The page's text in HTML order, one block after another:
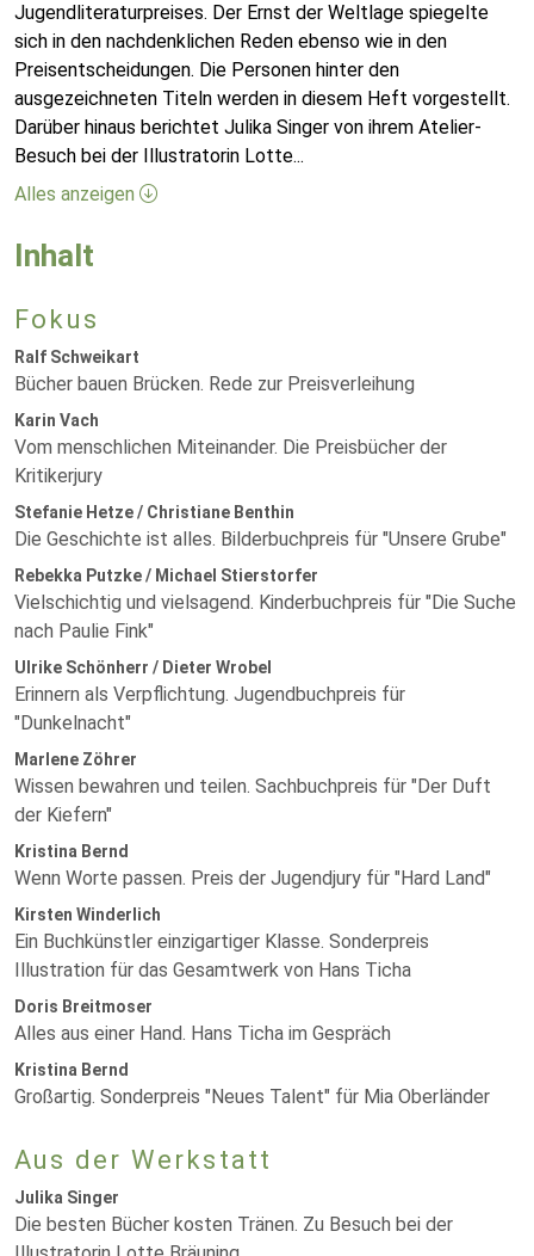
Jugendliteraturpreises. Der Ernst der Weltlage spiegelte
sich in den nachdenklichen Reden ebenso wie in den
Preisentscheidungen. Die Personen hinter den
ausgezeichneten Titeln werden in diesem Heft vorgestellt.
Darüber hinaus berichtet Julika Singer von ihrem Atelier-
Besuch bei der Illustratorin Lotte...
Alles anzeigen
Inhalt
Fokus
Ralf Schweikart
Bücher bauen Brücken. Rede zur Preisverleihung
Karin Vach
Vom menschlichen Miteinander. Die Preisbücher der
Kritikerjury
Stefanie Hetze / Christiane Benthin
Die Geschichte ist alles. Bilderbuchpreis für "Unsere Grube"
Rebekka Putzke / Michael Stierstorfer
Vielschichtig und vielsagend. Kinderbuchpreis für "Die Suche
nach Paulie Fink"
Ulrike Schönherr / Dieter Wrobel
Erinnern als Verpflichtung. Jugendbuchpreis für
"Dunkelnacht"
Marlene Zöhrer
Wissen bewahren und teilen. Sachbuchpreis für "Der Duft
der Kiefern"
Kristina Bernd
Wenn Worte passen. Preis der Jugendjury für "Hard Land"
Kirsten Winderlich
Ein Buchkünstler einzigartiger Klasse. Sonderpreis
Illustration für das Gesamtwerk von Hans Ticha
Doris Breitmoser
Alles aus einer Hand. Hans Ticha im Gespräch
Kristina Bernd
Großartig. Sonderpreis "Neues Talent" für Mia Oberländer
Aus der Werkstatt
Julika Singer
Die besten Bücher kosten Tränen. Zu Besuch bei der